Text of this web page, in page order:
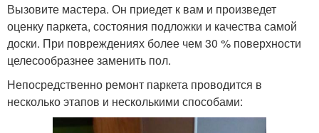
Вызовите мастера. Он приедет к вам и произведет
оценку паркета, состояния подложки и качества самой
доски. При повреждениях более чем 30 % поверхности
целесообразнее заменить пол.
Непосредственно ремонт паркета проводится в
несколько этапов и несколькими способами: